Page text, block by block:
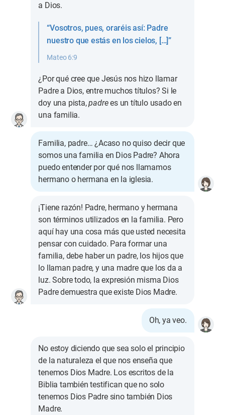
a Dios.
“Vosotros, pues, oraréis así: Padre
nuestro que estás en los cielos, […]”
Mateo 6:9
¿Por qué cree que Jesús nos hizo llamar
Padre a Dios, entre muchos títulos? Si le
doy una pista,padrees un título usado en
una familia.
Familia, padre… ¿Acaso no quiso decir que
somos una familia en Dios Padre? Ahora
puedo entender por qué nos llamamos
hermano o hermana en la iglesia.
¡Tiene razón! Padre, hermano y hermana
son términos utilizados en la familia. Pero
aquí hay una cosa más que usted necesita
pensar con cuidado. Para formar una
familia, debe haber un padre, los hijos que
lo llaman padre, y una madre que los da a
luz. Sobre todo, la expresión misma Dios
Padre demuestra que existe Dios Madre.
Oh, ya veo.
No estoy diciendo que sea solo el principio
de la naturaleza el que nos enseña que
tenemos Dios Madre. Los escritos de la
Biblia también testifican que no solo
tenemos Dios Padre sino también Dios
Madre.